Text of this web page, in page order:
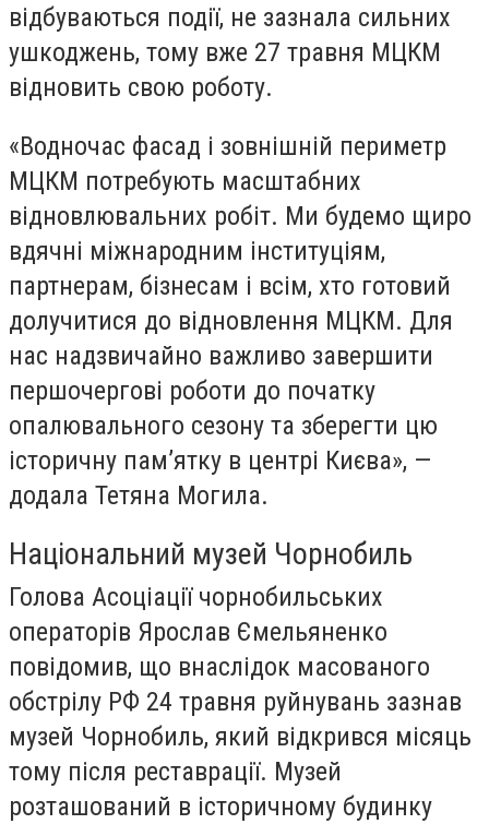
відбуваються події, не зазнала сильних
ушкоджень, тому вже 27 травня МЦКМ
відновить свою роботу.
«Водночас фасад і зовнішній периметр
МЦКМ потребують масштабних
відновлювальних робіт. Ми будемо щиро
вдячні міжнародним інституціям,
партнерам, бізнесам і всім, хто готовий
долучитися до відновлення МЦКМ. Для
нас надзвичайно важливо завершити
першочергові роботи до початку
опалювального сезону та зберегти цю
історичну пам’ятку в центрі Києва», —
додала Тетяна Могила.
Національний музей Чорнобиль
Голова Асоціації чорнобильських
операторів Ярослав Ємельяненко
повідомив, що внаслідок масованого
обстрілу РФ 24 травня руйнувань зазнав
музей Чорнобиль, який відкрився місяць
тому після реставрації. Музей
розташований в історичному будинку